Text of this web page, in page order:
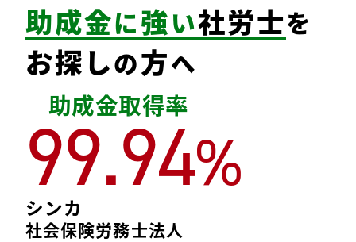
助成金に強い社労士を
お探しの方へ
助成金取得率
99.94%
シンカ
社会保険労務士法人